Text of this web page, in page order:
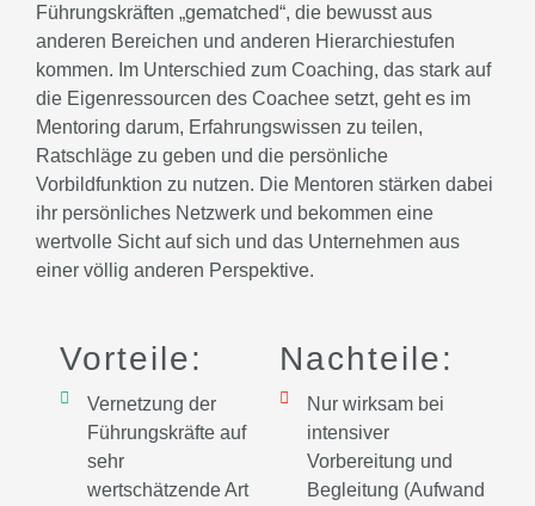
Führungskräften „gematched“, die bewusst aus
anderen Bereichen und anderen Hierarchiestufen
kommen. Im Unterschied zum Coaching, das stark auf
die Eigenressourcen des Coachee setzt, geht es im
Mentoring darum, Erfahrungswissen zu teilen,
Ratschläge zu geben und die persönliche
Vorbildfunktion zu nutzen. Die Mentoren stärken dabei
ihr persönliches Netzwerk und bekommen eine
wertvolle Sicht auf sich und das Unternehmen aus
einer völlig anderen Perspektive.
Vorteile:
Vernetzung der
Führungskräfte auf
sehr
wertschätzende Art
Nachteile:
Nur wirksam bei
intensiver
Vorbereitung und
Begleitung (Aufwand